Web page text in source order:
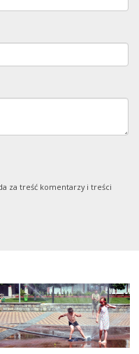
za treść komentarzy i treści